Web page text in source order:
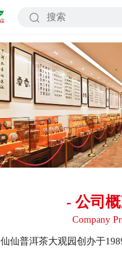
仙仙普洱茶大观园创办于
- 公司
Company